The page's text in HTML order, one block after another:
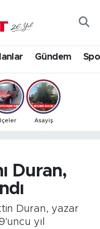
Gündem
İlçeler Asayiş
Duran,
Duran, yazar
yıl
Haritası